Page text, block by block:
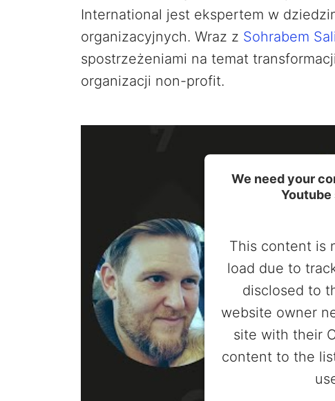
International jest ekspertem w
organizacyjnych. Wraz z Sohrabem
spostrzeżeniami na temat
organizacji non-profit.
We need your
This content is
load due to
disclosed to
website owner
site with their
content to the